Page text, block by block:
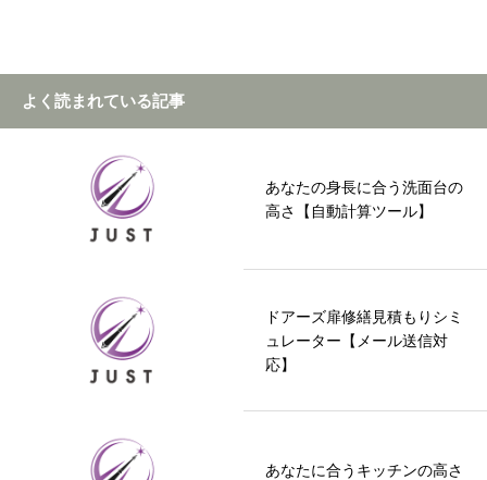
よく読まれている記事
あなたの身長に合う洗面台の
高さ【自動計算ツール】
ドアーズ扉修繕見積もりシミ
ュレーター【メール送信対
応】
あなたに合うキッチンの高さ